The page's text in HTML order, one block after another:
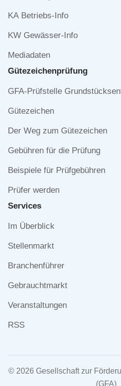
KA Betriebs-Info
KW Gewässer-Info
Mediadaten
Gütezeichen­prüfung
Navigation
GFA-Prüfstelle
Gütezeichen
Der Weg zum Gütezeichen
Gebühren für die Prüfung
Beispiele für Prüfgebühren
Prüfer werden
Services
Navigation
Im Überblick
Stellenmarkt
Branchenführer
Gebrauchtmarkt
Veranstaltungen
RSS
© 2026 Gesellschaft zur
(GFA)